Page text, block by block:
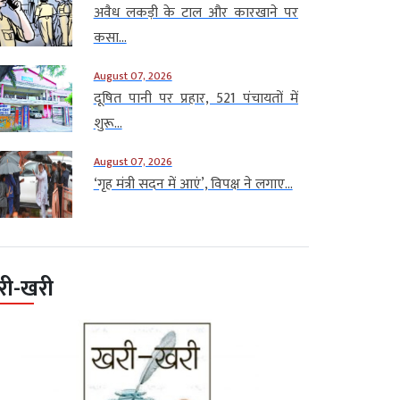
अवैध लकड़ी के टाल और कारखाने पर
कसा...
August 07, 2026
दूषित पानी पर प्रहार, 521 पंचायतों में
शुरू...
August 07, 2026
‘गृह मंत्री सदन में आएं’, विपक्ष ने लगाए...
खरी